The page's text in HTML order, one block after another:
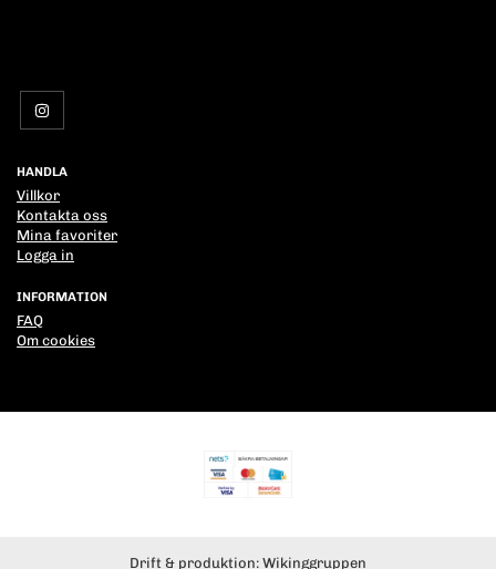
HANDLA
Villkor
Kontakta oss
Mina favoriter
Logga in
INFORMATION
FAQ
Om cookies
Drift & produktion: Wikinggruppen